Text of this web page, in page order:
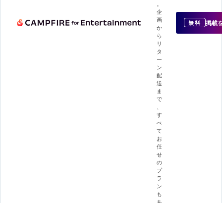
企
画
か
ら
リ
タ
ー
ン
配
送
ま
で
す
べ
て
お
任
せ
の
プ
ラ
ン
も
あ
無料 掲載